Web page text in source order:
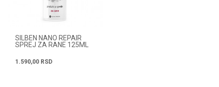
SILBEN NANO REPAIR
SPREJ ZA RANE 125ML
1.590,00 RSD